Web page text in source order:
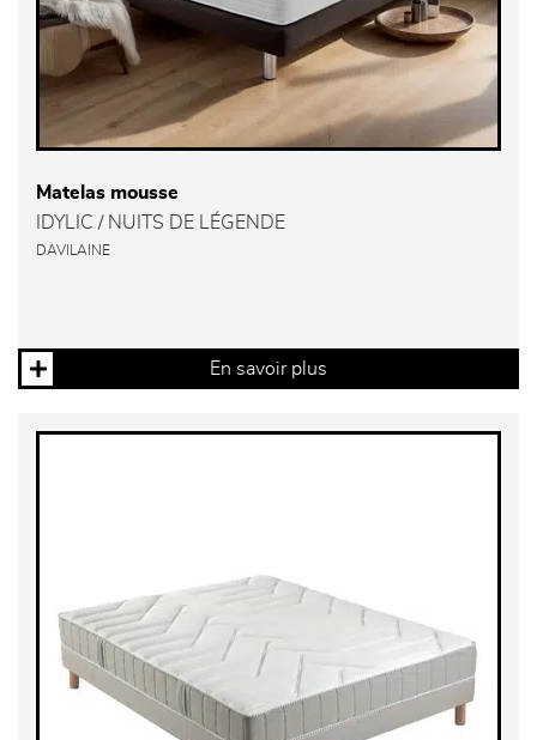
Matelas mousse
IDYLIC / NUITS DE LÉGENDE
DAVILAINE
En savoir plus